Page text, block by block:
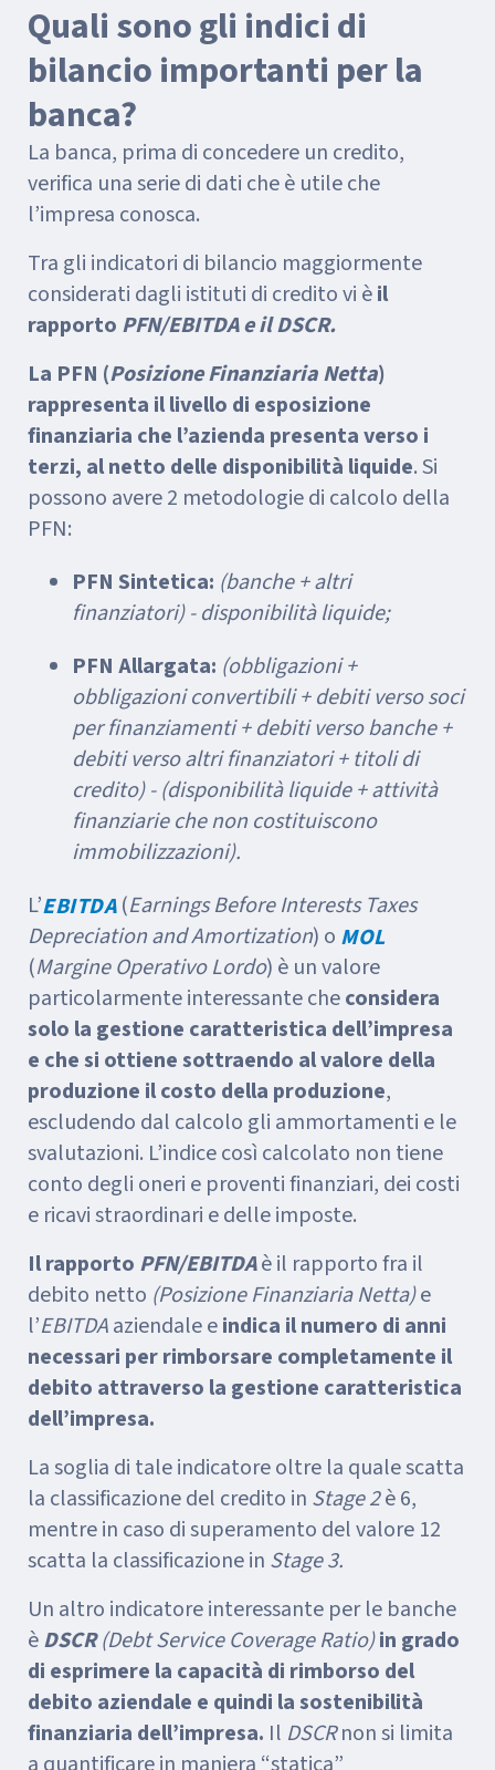
Quali sono gli indici di
bilancio importanti per la
banca?
La banca, prima di concedere un credito,
verifica una serie di dati che è utile che
l’impresa conosca.
Tra gli indicatori di bilancio maggiormente
considerati dagli istituti di credito vi èil
rapporto PFN/EBITDA e il DSCR.
La PFN (Posizione Finanziaria Netta)
rappresenta il livello di esposizione
finanziaria che l’azienda presenta verso i
terzi, al netto delle disponibilità liquide. Si
possono avere 2 metodologie di calcolo della
PFN:
PFN Sintetica: (banche + altri
finanziatori) - disponibilità liquide;
PFN Allargata: (obbligazioni +
obbligazioni convertibili + debiti verso soci
per finanziamenti + debiti verso banche +
debiti verso altri finanziatori + titoli di
credito) - (disponibilità liquide + attività
finanziarie che non costituiscono
immobilizzazioni).
L’EBITDA (Earnings Before Interests Taxes
Depreciation and Amortization) o MOL
(Margine Operativo Lordo) è un valore
particolarmente interessante checonsidera
solo la gestione caratteristica dell’impresa
e che si ottiene sottraendo al valore della
produzione il costo della produzione,
escludendo dal calcolo gli ammortamenti e le
svalutazioni. L’indice così calcolato non tiene
conto degli oneri e proventi finanziari, dei costi
e ricavi straordinari e delle imposte.
Il rapporto PFN/EBITDAè il rapporto fra il
debito netto (Posizione Finanziaria Netta)e
l’EBITDAaziendale eindica il numero di anni
necessari per rimborsare completamente il
debito attraverso la gestione caratteristica
dell’impresa.
La soglia di tale indicatore oltre la quale scatta
la classificazione del credito in Stage 2è 6,
mentre in caso di superamento del valore 12
scatta la classificazione in Stage 3.
Un altro indicatore interessante per le banche
èDSCR (Debt Service Coverage Ratio)in grado
di esprimere la capacità di rimborso del
debito aziendale e quindi la sostenibilità
finanziaria dell’impresa. Il DSCRnon si limita